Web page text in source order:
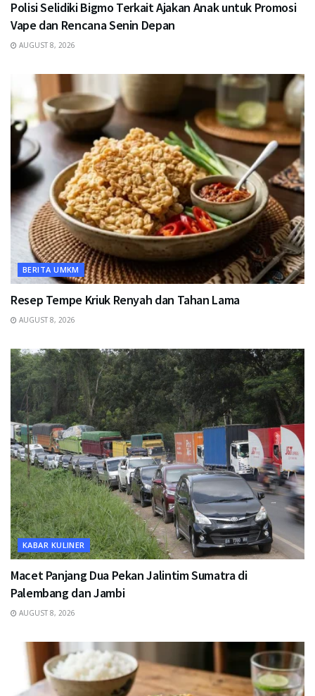
Polisi Selidiki Bigmo Terkait Ajakan Anak untuk Promosi
Vape dan Rencana Senin Depan
AUGUST 8, 2026
BERITA UMKM
Resep Tempe Kriuk Renyah dan Tahan Lama
AUGUST 8, 2026
KABAR KULINER
Macet Panjang Dua Pekan Jalintim Sumatra di
Palembang dan Jambi
AUGUST 8, 2026